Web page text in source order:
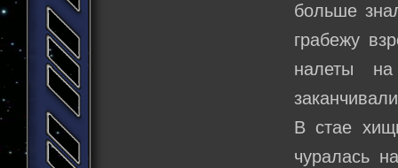
больше
грабежу
налеты
В стае
чуралась